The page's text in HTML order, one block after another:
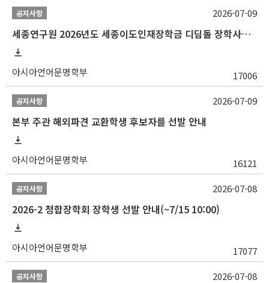
공지사항
세종연구원 2026년도 세종이도인재장학금 디딤돌 장학사업 학자금대출 관련분야(원금상환, 이자지원) 신청 사업 안내
아시아언어문명학부 17006
2026-07-09
공지사항
본부 주관 해외파견 교환학생 후보자를 선발 안내
아시아언어문명학부 16121
2026-07-09
공지사항
2026-2 청합장학회 장학생 선발 안내(~7/15 10:00)
아시아언어문명학부 17077
2026-07-08
공지사항 2026-07-08